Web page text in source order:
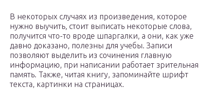
В некоторых случаях из произведения, которое
нужно выучить, стоит выписать некоторые слова,
получится что-то вроде шпаргалки, а они, как уже
давно доказано, полезны для учебы. Записи
позволяют выделить из сочинения главную
информацию, при написании работает зрительная
память. Также, читая книгу, запоминайте шрифт
текста, картинки на страницах.